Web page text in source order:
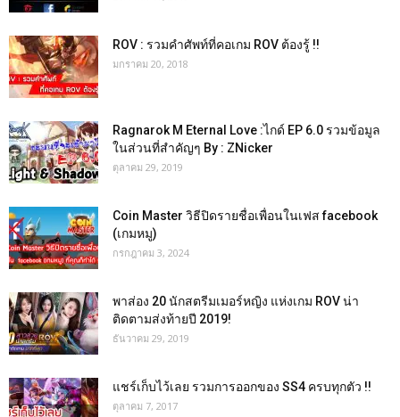
ROV : รวมคำศัพท์ที่คอเกม ROV ต้องรู้ !!
มกราคม 20, 2018
Ragnarok M Eternal Love :ไกด์ EP 6.0 รวมข้อมูล
ในส่วนที่สำคัญๆ By : ZNicker
ตุลาคม 29, 2019
Coin Master วิธีปิดรายชื่อเพื่อนในเฟส facebook
(เกมหมู)
กรกฎาคม 3, 2024
พาส่อง 20 นักสตรีมเมอร์หญิง แห่งเกม ROV น่า
ติดตามส่งท้ายปี 2019!
ธันวาคม 29, 2019
แชร์เก็บไว้เลย รวมการออกของ SS4 ครบทุกตัว !!
ตุลาคม 7, 2017